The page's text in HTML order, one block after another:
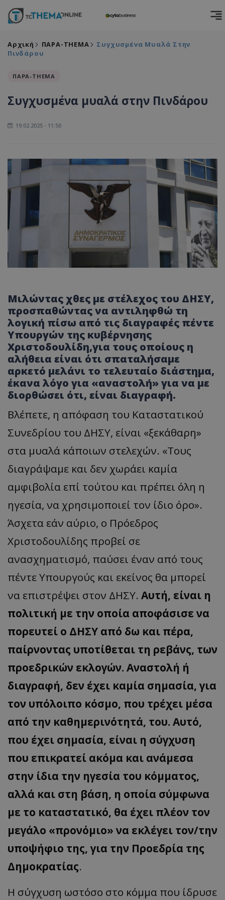
Αρχική ΠΑΡΑ-THEMA
Συγχυσμένα Μυαλά Στην
Πινδάρου
ΠΑΡΑ-THEMA
Συγχυσμένα μυαλά στην Πινδάρου
19.02.2025 - 11:50
Μιλώντας χθες με στέλεχος του ΔΗΣΥ,
προσπαθώντας να αντιληφθώ τη
λογική πίσω από τις διαγραφές πέντε
Υπουργών της κυβέρνησης
Χριστοδουλίδη,για τους οποίους η
αλήθεια είναι ότι σπαταλήσαμε
αρκετό μελάνι το τελευταίο διάστημα,
έκανα λόγο για «αναστολή» για να με
διορθώσει ότι, είναι διαγραφή.
Βλέπετε, η απόφαση του Καταστατικού
Συνεδρίου του ΔΗΣΥ, είναι «ξεκάθαρη»
στα μυαλά κάποιων στελεχών. «Τους
διαγράψαμε και δεν χωράει καμία
αμφιβολία επί τούτου και πρέπει όλη η
ηγεσία, να χρησιμοποιεί τον ίδιο όρο».
Άσχετα εάν αύριο, ο Πρόεδρος
Χριστοδουλίδης προβεί σε
ανασχηματισμό, παύσει έναν από τους
πέντε Υπουργούς και εκείνος θα μπορεί
να επιστρέψει στον ΔΗΣΥ. Αυτή, είναι η
πολιτική με την οποία αποφάσισε να
πορευτεί ο ΔΗΣΥ από δω και πέρα,
παίρνοντας υποτίθεται τη ρεβάνς, των
προεδρικών εκλογών. Αναστολή ή
διαγραφή, δεν έχει καμία σημασία, για
τον υπόλοιπο κόσμο, που τρέχει μέσα
από την καθημερινότητά, του. Αυτό,
που έχει σημασία, είναι η σύγχυση
που επικρατεί ακόμα και ανάμεσα
στην ίδια την ηγεσία του κόμματος,
αλλά και στη βάση, η οποία σύμφωνα
με το καταστατικό, θα έχει πλέον τον
μεγάλο «προνόμιο» να εκλέγει τον/την
υποψήφιο της, για την Προεδρία της
Δημοκρατίας.
Η σύγχυση ωστόσο στο κόμμα που ίδρυσε